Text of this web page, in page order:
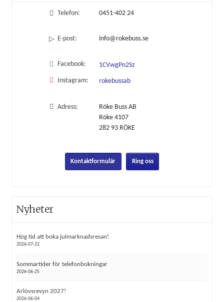
Telefon: 0451-402 24
E-post: info@rokebuss.se
Facebook: 1CVwgPn2Sz
Instagram: rokebussab
Adress:
Röke Buss AB
Röke 4107
282 93 RÖKE
Kontaktformulär Ring oss
Nyheter
Hög tid att boka julmarknadsresan!
2026-07-22
Sommartider för telefonbokningar
2026-06-25
Arlövsrevyn 2027!
2026-06-04